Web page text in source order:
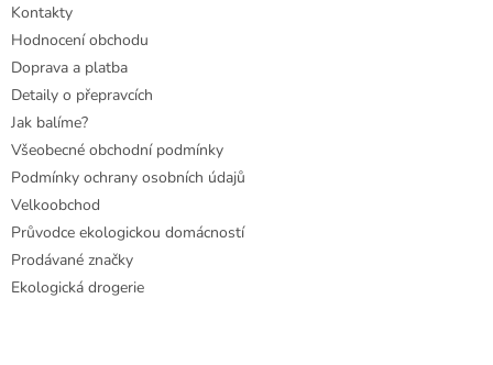
Kontakty
Hodnocení obchodu
Doprava a platba
Detaily o přepravcích
Jak balíme?
Všeobecné obchodní podmínky
Podmínky ochrany osobních údajů
Velkoobchod
Průvodce ekologickou domácností
Prodávané značky
Ekologická drogerie